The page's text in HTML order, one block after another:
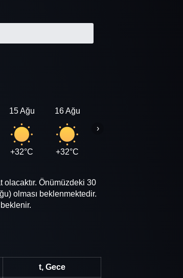
15 Ağu
+32°C
16 Ağu
+32°C
›
olacaktır. Önümüzdeki 30
olması beklenmektedir.
t, Gece